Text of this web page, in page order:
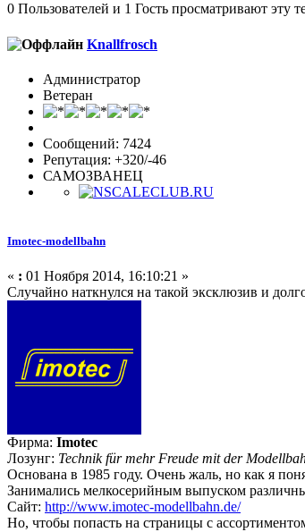
0 Пользователей и 1 Гость просматривают эту
Knallfrosch
Администратор
Ветеран
Сообщений: 7424
Репутация: +320/-46
САМОЗВАНЕЦ
Imotec-modellbahn
« : 01 Ноября 2014, 16:10:21 »
Случайно наткнулся на такой эксклюзив и
Фирма: Imotec
Лозунг: Technik für mehr Freude mit der
Основана в 1985 году. Очень жаль, но как я
Занимались мелкосерийным выпуском
Сайт: http://www.imotec-modellbahn.de/
Но, чтобы попасть на страницы с